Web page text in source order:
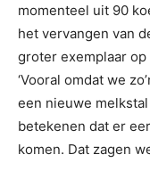
momenteel uit 90
het vervangen van
groter exemplaar
‘Vooral omdat we
een nieuwe
betekenen dat er
komen. Dat zagen